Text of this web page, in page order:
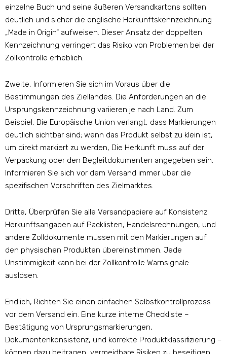
einzelne Buch und seine äußeren Versandkartons sollten
deutlich und sicher die englische Herkunftskennzeichnung
„Made in Origin“ aufweisen. Dieser Ansatz der doppelten
Kennzeichnung verringert das Risiko von Problemen bei der
Zollkontrolle erheblich.
Zweite, Informieren Sie sich im Voraus über die
Bestimmungen des Ziellandes. Die Anforderungen an die
Ursprungskennzeichnung variieren je nach Land. Zum
Beispiel, Die Europäische Union verlangt, dass Markierungen
deutlich sichtbar sind; wenn das Produkt selbst zu klein ist,
um direkt markiert zu werden, Die Herkunft muss auf der
Verpackung oder den Begleitdokumenten angegeben sein.
Informieren Sie sich vor dem Versand immer über die
spezifischen Vorschriften des Zielmarktes.
Dritte, Überprüfen Sie alle Versandpapiere auf Konsistenz.
Herkunftsangaben auf Packlisten, Handelsrechnungen, und
andere Zolldokumente müssen mit den Markierungen auf
den physischen Produkten übereinstimmen. Jede
Unstimmigkeit kann bei der Zollkontrolle Warnsignale
auslösen.
Endlich, Richten Sie einen einfachen Selbstkontrollprozess
vor dem Versand ein. Eine kurze interne Checkliste –
Bestätigung von Ursprungsmarkierungen,
Dokumentenkonsistenz, und korrekte Produktklassifizierung –